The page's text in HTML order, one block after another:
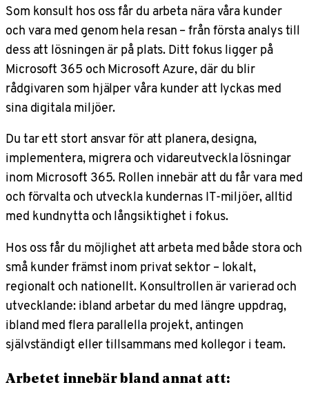
Som konsult hos oss får du arbeta nära våra kunder
och vara med genom hela resan – från första analys till
dess att lösningen är på plats. Ditt fokus ligger på
Microsoft 365 och Microsoft Azure, där du blir
rådgivaren som hjälper våra kunder att lyckas med
sina digitala miljöer.
Du tar ett stort ansvar för att planera, designa,
implementera, migrera och vidareutveckla lösningar
inom Microsoft 365. Rollen innebär att du får vara med
och förvalta och utveckla kundernas IT-miljöer, alltid
med kundnytta och långsiktighet i fokus.
Hos oss får du möjlighet att arbeta med både stora och
små kunder främst inom privat sektor – lokalt,
regionalt och nationellt. Konsultrollen är varierad och
utvecklande: ibland arbetar du med längre uppdrag,
ibland med flera parallella projekt, antingen
självständigt eller tillsammans med kollegor i team.
Arbetet innebär bland annat att: